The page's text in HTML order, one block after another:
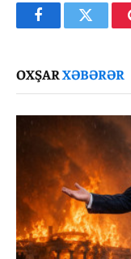
FacebookTwitter
OXŞARXƏBƏRƏR